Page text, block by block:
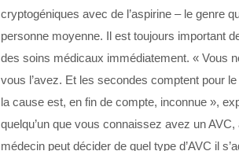
cryptogéniques avec de l’aspirine – le genre
personne moyenne. Il est toujours important
des soins médicaux immédiatement. « Vous
vous l’avez. Et les secondes comptent pour
la cause est, en fin de compte, inconnue »,
quelqu’un que vous connaissez avez un AVC,
médecin peut décider de quel type d’AVC il